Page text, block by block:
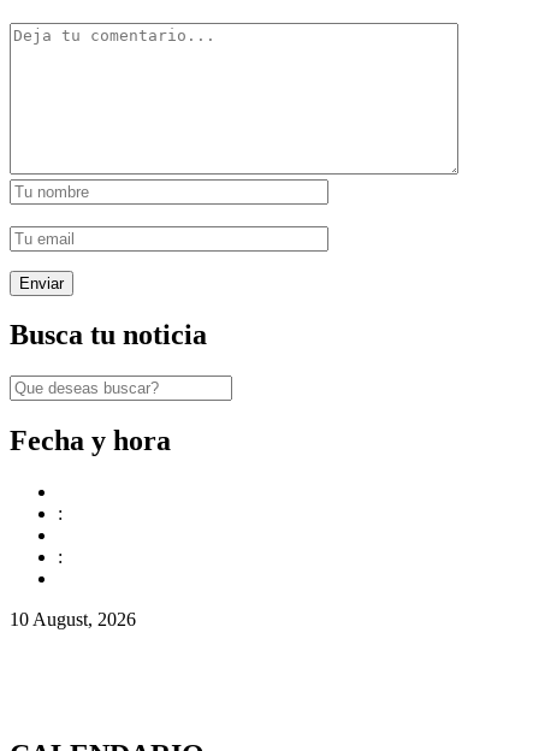
Busca tu noticia
Fecha y hora
:
:
10 August, 2026